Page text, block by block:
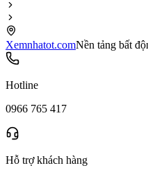
Xemnhatot.comNền tảng bất
Hotline
0966 765 417
Hỗ trợ khách hàng